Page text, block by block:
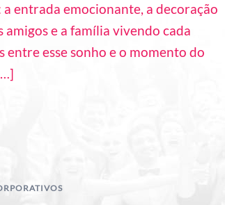
entrada emocionante, a decoração
amigos e a família vivendo cada
entre esse sonho e o momento do